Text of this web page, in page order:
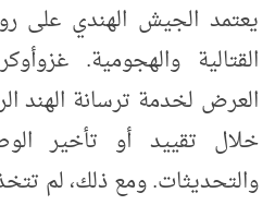
يعتمد الجيش الهندي على
القتالية والهجومية. غزو
العرض لخدمة ترسانة الهند
خلال تقييد أو تأخير
والتحديثات. ومع ذلك، لم